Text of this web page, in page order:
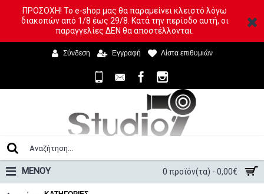
ΠΡΟΣΟΧΗ! Το e-shop μας θα παραμείνει κλειστό λόγω
διακοπών από 1/8 έως 29/8. Κατά την περίοδο αυτή, οι
παραγγελίες ΔΕΝ θα αποστέλλονται.
Σύνδεση Εγγραφή Λίστα επιθυμιών
0 προϊόν(τα) - 0,00€
ΜΕΝΟΥ